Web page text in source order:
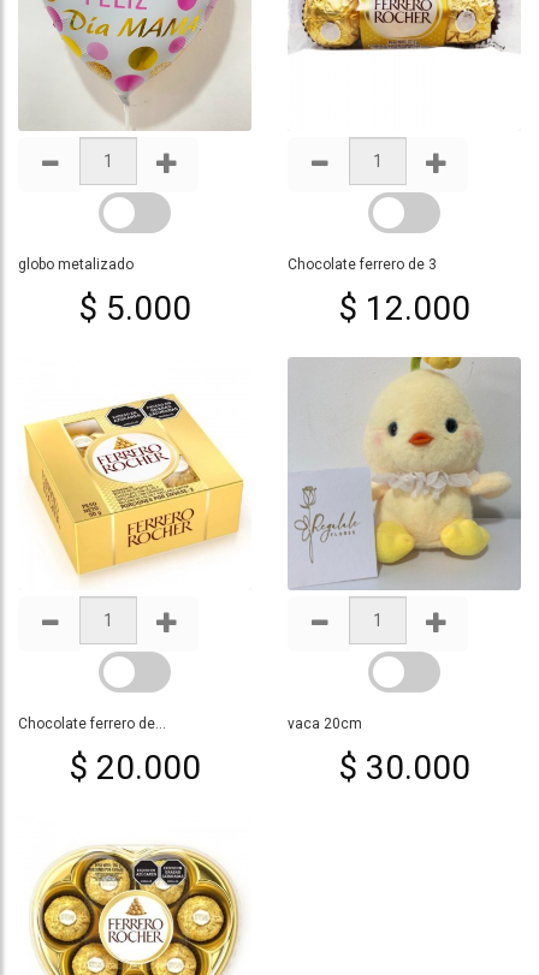
globo metalizado
$ 5.000
Chocolate ferrero de 3
$ 12.000
Chocolate ferrero de...
$ 20.000
vaca 20cm
$ 30.000